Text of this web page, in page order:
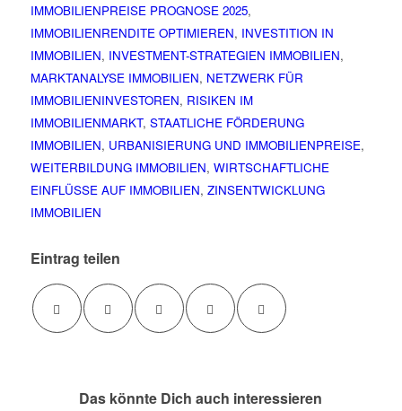
IMMOBILIENPREISE PROGNOSE 2025,
IMMOBILIENRENDITE OPTIMIEREN, INVESTITION IN
IMMOBILIEN, INVESTMENT-STRATEGIEN IMMOBILIEN,
MARKTANALYSE IMMOBILIEN, NETZWERK FÜR
IMMOBILIENINVESTOREN, RISIKEN IM
IMMOBILIENMARKT, STAATLICHE FÖRDERUNG
IMMOBILIEN, URBANISIERUNG UND IMMOBILIENPREISE,
WEITERBILDUNG IMMOBILIEN, WIRTSCHAFTLICHE
EINFLÜSSE AUF IMMOBILIEN, ZINSENTWICKLUNG
IMMOBILIEN
Eintrag teilen
Das könnte Dich auch interessieren